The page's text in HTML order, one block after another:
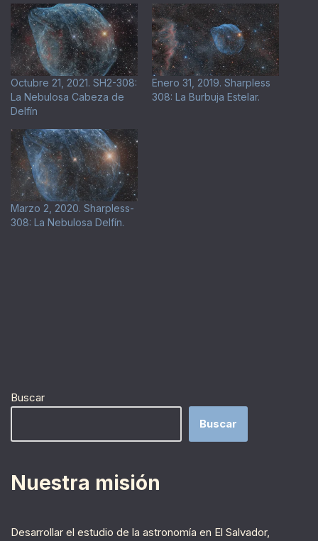
Octubre 21, 2021. SH2-308:
La Nebulosa Cabeza de
Delfín
Enero 31, 2019. Sharpless
308: La Burbuja Estelar.
Marzo 2, 2020. Sharpless-
308: La Nebulosa Delfín.
Buscar
Buscar
Nuestra misión
Desarrollar el estudio de la astronomía en El Salvador,